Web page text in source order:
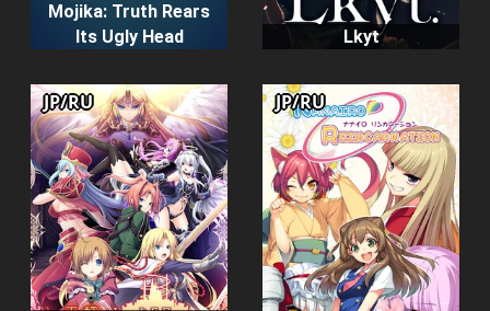
Mojika: Truth Rears
Its Ugly Head
Lkyt
JP/RU JP/RU